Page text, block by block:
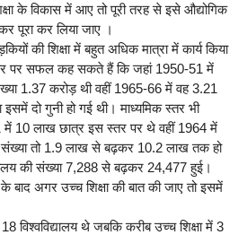
के विकास में आए तो पूरी तरह से इसे औद्योगिक
पूरा कर लिया जाए ।
की शिक्षा में बहुत अधिक मात्रा में कार्य किया
पर सफल कह सकते हैं कि जहां 1950-51 में
1.37 करोड़ थी वहीं 1965-66 में वह 3.21
दो गुनी हो गई थी। माध्यमिक स्तर भी
में 10 लाख छात्र इस स्तर पर थे वहीं 1964 में
तो 1.9 लाख से बढ़कर 10.2 लाख तक हो
की संख्या 7,288 से बढ़कर 24,477 हुई।
के बाद अगर उच्च शिक्षा की बात की जाए तो इसमें
विश्वविद्यालय थे जबकि करीब उच्च शिक्षा में 3